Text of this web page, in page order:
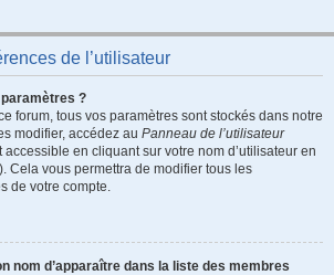
de l’utilisateur
?
forum, tous vos paramètres sont stockés dans notre
modifier, accédez au Panneau de l’utilisateur
en cliquant sur votre nom d’utilisateur en
Cela vous permettra de modifier tous les
de votre compte.
nom d’apparaître dans la liste des membres